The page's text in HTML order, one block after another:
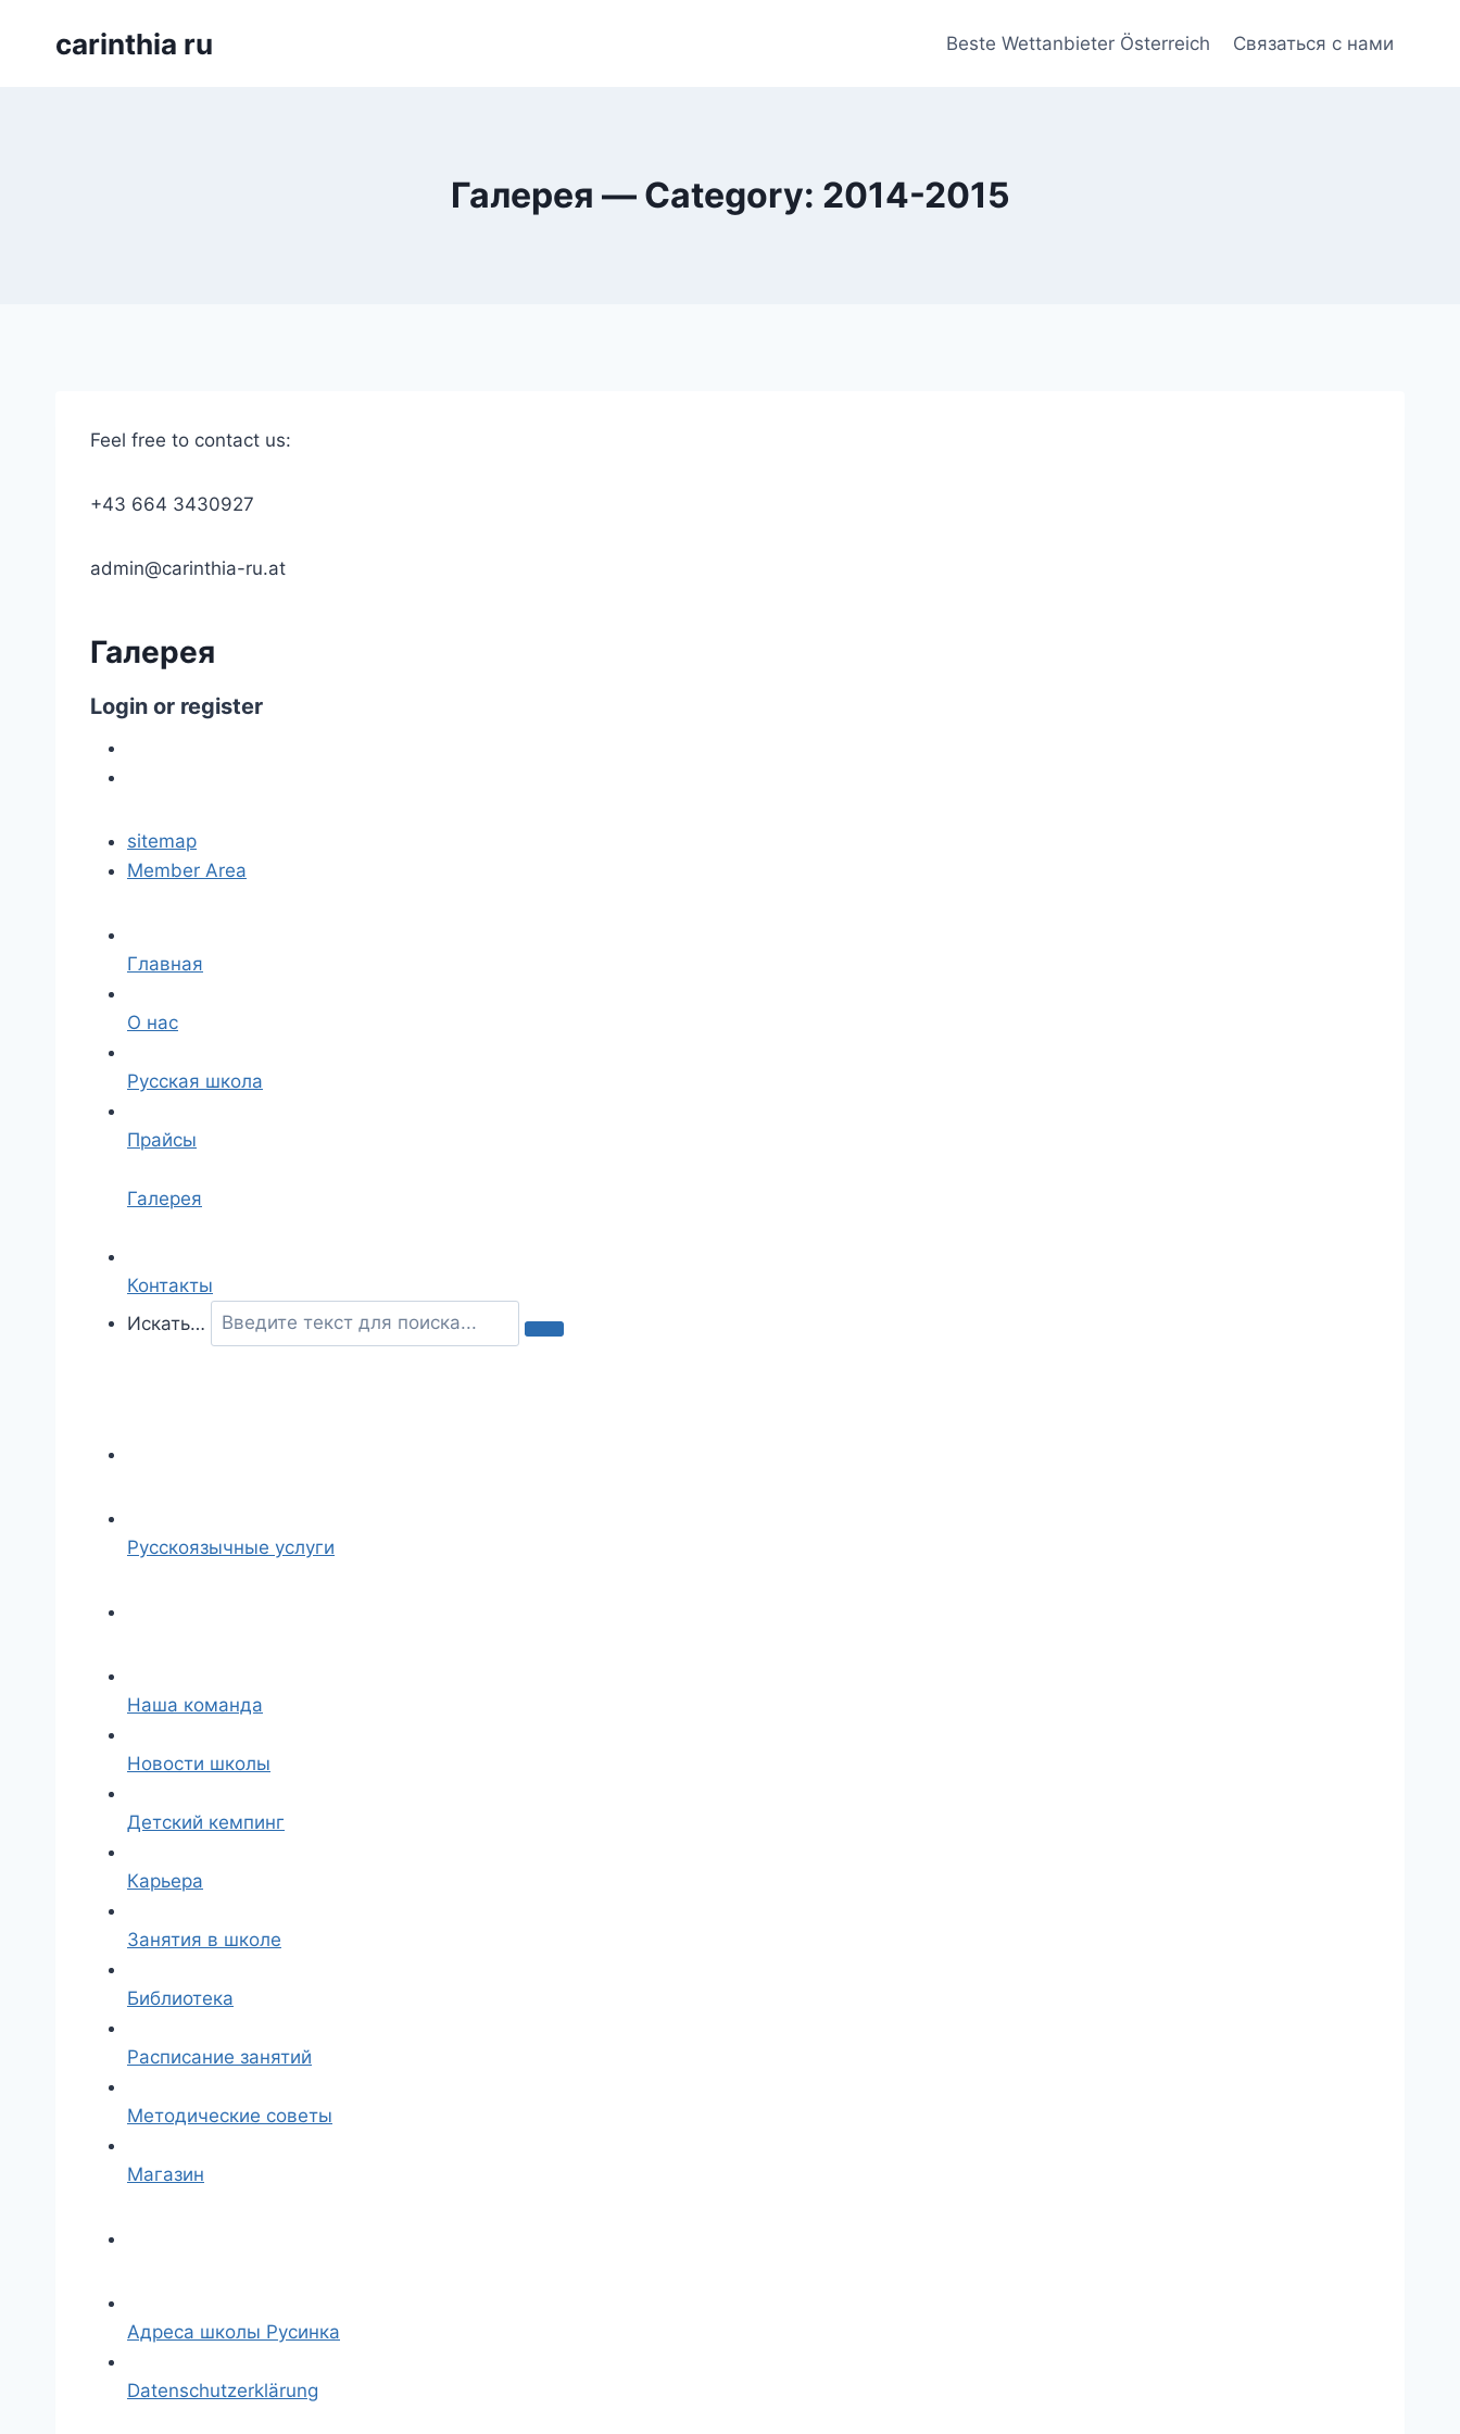
carinthia ru Beste Wettanbieter Österreich Связаться с нами
Галерея — Category: 2014-2015
Feel free to contact us:
+43 664 3430927
admin@carinthia-ru.at
Галерея
Login or register
sitemap
Member Area
Главная
О нас
Русская школа
Прайсы
Галерея
Контакты
Искать…
Русскоязычные услуги
Наша команда
Новости школы
Детский кемпинг
Карьера
Занятия в школе
Библиотека
Расписание занятий
Методические советы
Магазин
Адреса школы Русинка
Datenschutzerklärung